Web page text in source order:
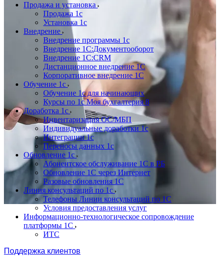
Продажа и установка
Продажа 1с
Установка 1с
Внедрение
Внедрение программы 1с
Внедрение 1С:Документооборот
Внедрение 1С:CRM
Дистанционное внедрение 1С
Корпоративное внедрение 1С
Обучение 1с
Обучение 1с для начинающих
Курсы по 1с Моя бухгалтерия 8
Доработка 1с
Инвентаризация ОС/МБП
Индивидуальные доработки 1с
Интеграции 1с
Переносы данных 1с
Обновление 1с
Абонентское обслуживание 1С в РБ
Обновление 1С через Интернет
Разовые обновления 1С
Линия консультаций по 1с
Телефоны Линии консультаций по 1С
Условия предоставления услуг
Информационно-технологическое сопровождение
платформы 1С
ИТС
Поддержка клиентов